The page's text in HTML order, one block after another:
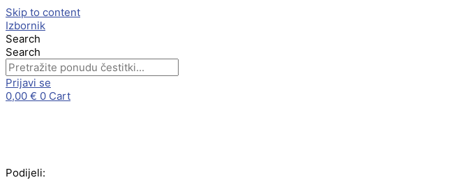
Skip to content
Izbornik
Search
Search
Prijavi se
0,00 € 0 Cart
Podijeli: